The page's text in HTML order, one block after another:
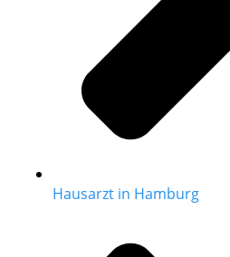
Hausarzt in Hamburg